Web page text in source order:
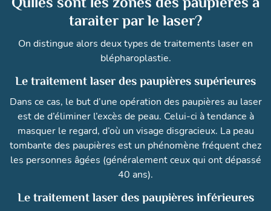
taraiter par le laser?
On distingue alors deux types de traitements laser en
blépharoplastie.
Le traitement laser des paupières supérieures
Dans ce cas, le but d’une opération des paupières au laser
est de d’éliminer l’excès de peau. Celui-ci à tendance à
masquer le regard, d’où un visage disgracieux. La peau
tombante des paupières est un phénomène fréquent chez
les personnes âgées (généralement ceux qui ont dépassé
40 ans).
Le traitement laser des paupières inférieures